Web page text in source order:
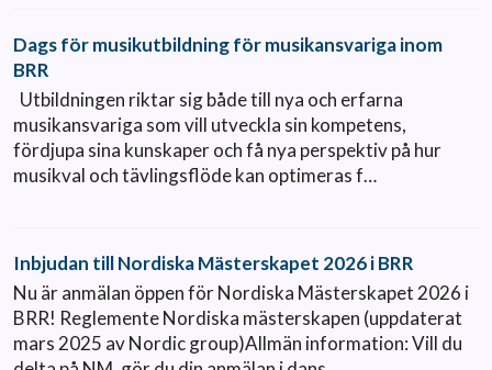
Dags för musikutbildning för musikansvariga inom
BRR
Utbildningen riktar sig både till nya och erfarna
musikansvariga som vill utveckla sin kompetens,
fördjupa sina kunskaper och få nya perspektiv på hur
musikval och tävlingsflöde kan optimeras f…
Inbjudan till Nordiska Mästerskapet 2026 i BRR
Nu är anmälan öppen för Nordiska Mästerskapet 2026 i
BRR! Reglemente Nordiska mästerskapen (uppdaterat
mars 2025 av Nordic group)Allmän information: Vill du